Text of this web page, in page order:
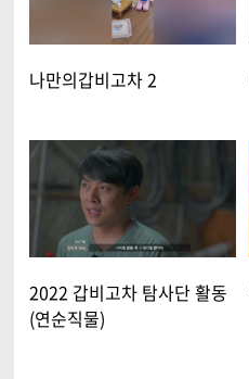
나만의갑비고차 2
2022 갑비고차 탐사단 활동
(연순직물)